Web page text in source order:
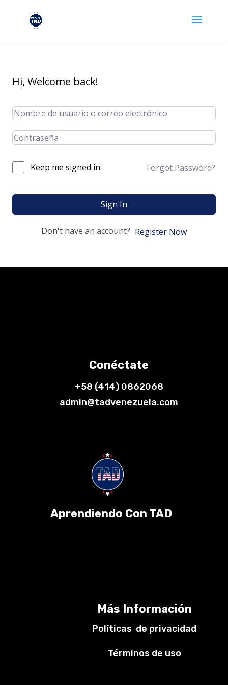
Hi, Welcome back!
Keep me signed in Forgot Password?
Sign In
Don't have an account? Register Now
Conéctate
+58 (414) 0862068
admin@tadvenezuela.com
Aprendiendo Con TAD
Más Información
Políticas de privacidad
Términos de uso